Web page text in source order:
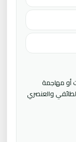
أو مهاجمة
الطائفي والعنصري